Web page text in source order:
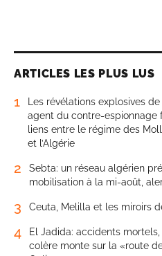
ARTICLES LES PLUS LUS
1
Les révélations explosives
agent du contre-espionnage
liens entre le régime des
et l’Algérie
2
Sebta: un réseau algérien
mobilisation à la mi-août,
3 Ceuta, Melilla et les miroirs
4
El Jadida: accidents
colère monte sur la «route